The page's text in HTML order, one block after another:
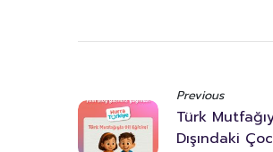
Previous
Türk
Dışındaki